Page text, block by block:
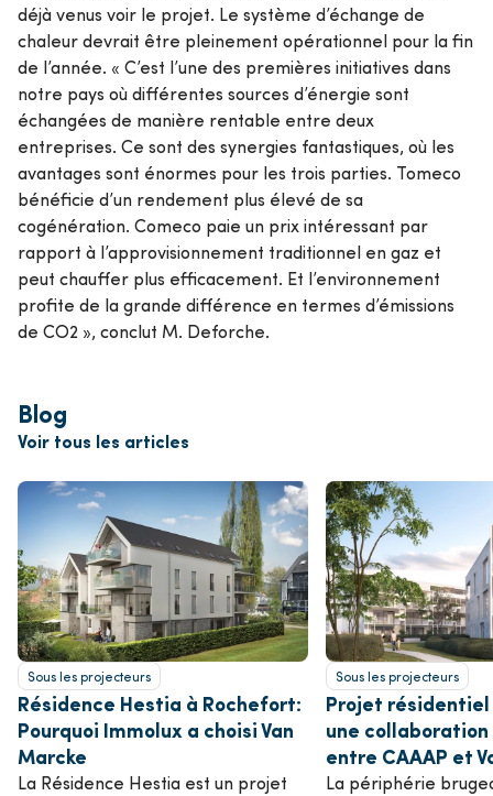
déjà venus voir le projet. Le système d’échange de
chaleur devrait être pleinement opérationnel pour la fin
de l’année. « C’est l’une des premières initiatives dans
notre pays où différentes sources d’énergie sont
échangées de manière rentable entre deux
entreprises. Ce sont des synergies fantastiques, où les
avantages sont énormes pour les trois parties. Tomeco
bénéficie d’un rendement plus élevé de sa
cogénération. Comeco paie un prix intéressant par
rapport à l’approvisionnement traditionnel en gaz et
peut chauffer plus efficacement. Et l’environnement
profite de la grande différence en termes d’émissions
de CO2 », conclut M. Deforche.
Blog
Voir tous les articles
Sous les projecteurs
Résidence Hestia à Rochefort:
Pourquoi Immolux a choisi Van
Marcke
La Résidence Hestia est un projet
Sous les projecteurs
Projet résidentiel
une
entre CAAAP et
La périphérie